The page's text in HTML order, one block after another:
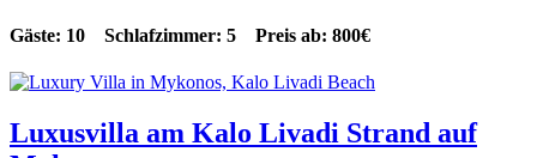
Gäste: 10 Schlafzimmer: 5 Preis ab: 800€
Luxusvilla am Kalo Livadi Strand auf